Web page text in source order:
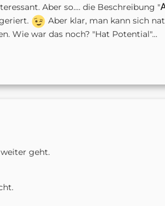
Aber so.... die Beschreibung "
Aber klar, man kann sich
Wie war das noch? "Hat Potential"...
geht.